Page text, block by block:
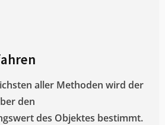
aller Methoden wird der
den
des Objektes bestimmt.